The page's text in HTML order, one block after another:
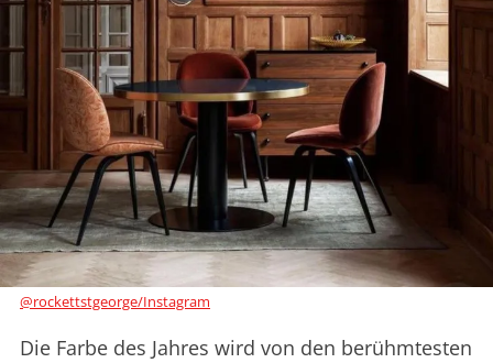
@rockettstgeorge/Instagram
Die Farbe des Jahres wird von den berühmtesten